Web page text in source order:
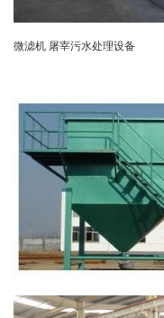
微滤机 屠宰污水处理设备